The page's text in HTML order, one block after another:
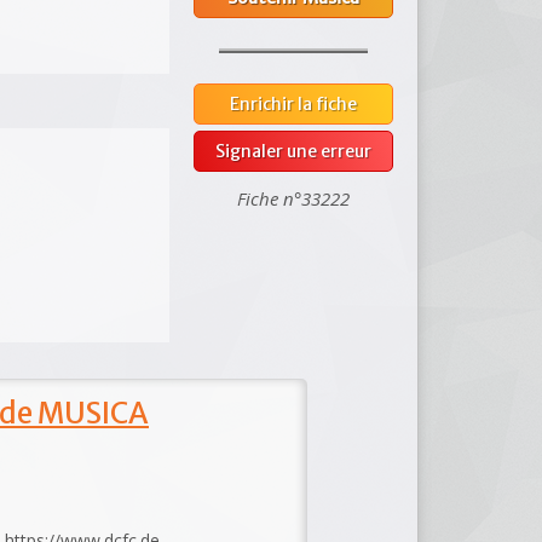
Enrichir la fiche
Signaler une erreur
Fiche n°33222
MUSICA